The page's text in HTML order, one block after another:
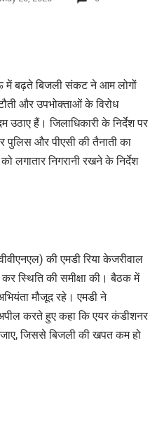
में बढ़ते बिजली संकट ने आम लोगों
और उपभोक्ताओं के विरोध
हैं। जिलाधिकारी के निर्देश पर
और पीएसी की तैनाती का
लगातार निगरानी रखने के निर्देश
की एमडी रिया केजरीवाल
स्थिति की समीक्षा की। बैठक में
मौजूद रहे। एमडी ने
करते हुए कहा कि एयर कंडीशनर
जिससे बिजली की खपत कम हो